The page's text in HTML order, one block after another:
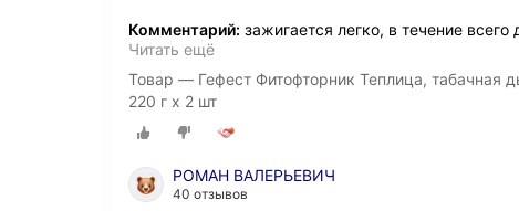
Комментарий: зажигается легко, в течение
Читать ещё
Товар — Гефест Фитофторник Теплица, табачная
220 г х 2 шт
РОМАН ВАЛЕРЬЕВИЧ
40 отзывов